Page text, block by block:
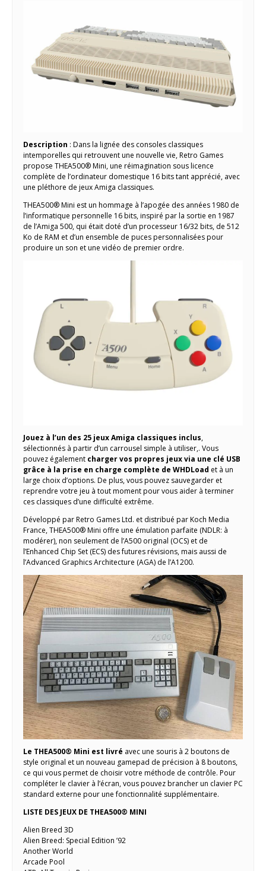
Description : Dans la lignée des consoles classiques
intemporelles qui retrouvent une nouvelle vie, Retro Games
propose THEA500® Mini, une réimagination sous licence
complète de l’ordinateur domestique 16 bits tant apprécié, avec
une pléthore de jeux Amiga classiques.
THEA500® Mini est un hommage à l’apogée des années 1980 de
l’informatique personnelle 16 bits, inspiré par la sortie en 1987
de l’Amiga 500, qui était doté d’un processeur 16/32 bits, de 512
Ko de RAM et d’un ensemble de puces personnalisées pour
produire un son et une vidéo de premier ordre.
Jouez à l’un des 25 jeux Amiga classiques inclus,
sélectionnés à partir d’un carrousel simple à utiliser,. Vous
pouvez également charger vos propres jeux via une clé USB
grâce à la prise en charge complète de WHDLoad et à un
large choix d’options. De plus, vous pouvez sauvegarder et
reprendre votre jeu à tout moment pour vous aider à terminer
ces classiques d’une difficulté extrême.
Développé par Retro Games Ltd. et distribué par Koch Media
France, THEA500® Mini offre une émulation parfaite (NDLR: à
modérer), non seulement de l’A500 original (OCS) et de
l’Enhanced Chip Set (ECS) des futures révisions, mais aussi de
l’Advanced Graphics Architecture (AGA) de l’A1200.
Le THEA500® Mini est livré avec une souris à 2 boutons de
style original et un nouveau gamepad de précision à 8 boutons,
ce qui vous permet de choisir votre méthode de contrôle. Pour
compléter le clavier à l’écran, vous pouvez brancher un clavier PC
standard externe pour une fonctionnalité supplémentaire.
LISTE DES JEUX DE THEA500® MINI
Alien Breed 3D
Alien Breed: Special Edition ’92
Another World
Arcade Pool